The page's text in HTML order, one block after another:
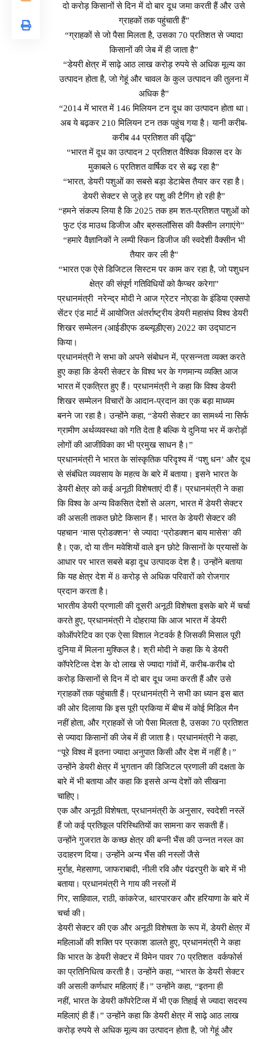
दो करोड़ किसानों से दिन में दो बार दूध जमा करती हैं और उसे
ग्राहकों तक पहुंचाती हैं”
“ग्राहकों से जो पैसा मिलता है, उसका 70 प्रतिशत से ज्यादा
किसानों की जेब में ही जाता है”
“डेयरी क्षेत्र में साढ़े आठ लाख करोड़ रुपये से अधिक मूल्य का
उत्पादन होता है, जो गेहूं और चावल के कुल उत्पादन की तुलना में
अधिक है”
“2014 में भारत में 146 मिलियन टन दूध का उत्पादन होता था।
अब ये बढ़कर 210 मिलियन टन तक पहुंच गया है। यानी करीब-
करीब 44 प्रतिशत की वृद्धि”
“भारत में दूध का उत्पादन 2 प्रतिशत वैश्विक विकास दर के
मुकाबले 6 प्रतिशत वार्षिक दर से बढ़ रहा है”
“भारत, डेयरी पशुओं का सबसे बड़ा डेटाबेस तैयार कर रहा है।
डेयरी सेक्टर से जुड़े हर पशु की टैगिंग हो रही है”
“हमने संकल्प लिया है कि 2025 तक हम शत-प्रतिशत पशुओं को
फुट एंड माउथ डिजीज और ब्रुसलॉसिस की वैक्सीन लगाएंगे”
“हमारे वैज्ञानिकों ने लम्पी स्किन डिजीज की स्वदेशी वैक्सीन भी
तैयार कर ली है”
“भारत एक ऐसे डिजिटल सिस्टम पर काम कर रहा है, जो पशुधन
क्षेत्र की संपूर्ण गतिविधियों को कैप्चर करेगा”
प्रधानमंत्री नरेन्द्र मोदी ने आज ग्रेटर नोएडा के इंडिया एक्सपो
सेंटर एंड मार्ट में आयोजित अंतर्राष्ट्रीय डेयरी महासंघ विश्व डेयरी
शिखर सम्मेलन (आईडीएफ डब्ल्यूडीएस) 2022 का उद्घाटन
किया।
प्रधानमंत्री ने सभा को अपने संबोधन में, प्रसन्नता व्यक्त करते
हुए कहा कि डेयरी सेक्टर के विश्व भर के गणमान्य व्यक्ति आज
भारत में एकत्रित हुए हैं। प्रधानमंत्री ने कहा कि विश्व डेयरी
शिखर सम्मेलन विचारों के आदान-प्रदान का एक बड़ा माध्यम
बनने जा रहा है। उन्होंने कहा, “डेयरी सेक्टर का सामर्थ्य ना सिर्फ
ग्रामीण अर्थव्यवस्था को गति देता है बल्कि ये दुनिया भर में करोड़ों
लोगों की आजीविका का भी प्रमुख साधन है।”
प्रधानमंत्री ने भारत के सांस्कृतिक परिदृश्य में ‘पशु धन’ और दूध
से संबंधित व्यवसाय के महत्व के बारे में बताया। इसने भारत के
डेयरी क्षेत्र को कई अनूठी विशेषताएं दी हैं। प्रधानमंत्री ने कहा
कि विश्व के अन्य विकसित देशों से अलग, भारत में डेयरी सेक्टर
की असली ताकत छोटे किसान हैं। भारत के डेयरी सेक्टर की
पहचान ‘मास प्रोडक्शन’ से ज्यादा ‘प्रोडक्शन बाय मासेस’ की
है। एक, दो या तीन मवेशियों वाले इन छोटे किसानों के प्रयासों के
आधार पर भारत सबसे बड़ा दूध उत्पादक देश है। उन्होंने बताया
कि यह क्षेत्र देश में 8 करोड़ से अधिक परिवारों को रोजगार
प्रदान करता है।
भारतीय डेयरी प्रणाली की दूसरी अनूठी विशेषता इसके बारे में चर्चा
करते हुए, प्रधानमंत्री ने दोहराया कि आज भारत में डेयरी
कोऑपरेटिव का एक ऐसा विशाल नेटवर्क है जिसकी मिसाल पूरी
दुनिया में मिलना मुश्किल है। श्री मोदी ने कहा कि ये डेयरी
कॉपरेटिव्स देश के दो लाख से ज्यादा गांवों में, करीब-करीब दो
करोड़ किसानों से दिन में दो बार दूध जमा करती हैं और उसे
ग्राहकों तक पहुंचाती हैं। प्रधानमंत्री ने सभी का ध्यान इस बात
की ओर दिलाया कि इस पूरी प्रकिया में बीच में कोई मिडिल मैन
नहीं होता, और ग्राहकों से जो पैसा मिलता है, उसका 70 प्रतिशत
से ज्यादा किसानों की जेब में ही जाता है। प्रधानमंत्री ने कहा,
“पूरे विश्व में इतना ज्यादा अनुपात किसी और देश में नहीं है।”
उन्होंने डेयरी क्षेत्र में भुगतान की डिजिटल प्रणाली की दक्षता के
बारे में भी बताया और कहा कि इससे अन्य देशों को सीखना
चाहिए।
एक और अनूठी विशेषता, प्रधानमंत्री के अनुसार, स्वदेशी नस्लें
हैं जो कई प्रतिकूल परिस्थितियों का सामना कर सकती हैं।
उन्होंने गुजरात के कच्छ क्षेत्र की बन्नी भैंस की उन्नत नस्ल का
उदाहरण दिया। उन्होंने अन्य भैंस की नस्लों जैसे
मुर्राह, मेहसाणा, जाफराबादी, नीली रवि और पंढरपुरी के बारे में भी
बताया। प्रधानमंत्री ने गाय की नस्लों में
गिर, साहिवाल, राठी, कांकरेज, थारपारकर और हरियाणा के बारे में
चर्चा की।
डेयरी सेक्टर की एक और अनूठी विशेषता के रूप में, डेयरी क्षेत्र में
महिलाओं की शक्ति पर प्रकाश डालते हुए, प्रधानमंत्री ने कहा
कि भारत के डेयरी सेक्टर में विमेन पावर 70 प्रतिशत वर्कफोर्स
का प्रतिनिधित्व करती है। उन्होंने कहा, “भारत के डेयरी सेक्टर
की असली कर्णधार महिलाएं हैं।” उन्होंने कहा, “इतना ही
नहीं, भारत के डेयरी कॉपरेटिव्स में भी एक तिहाई से ज्यादा सदस्य
महिलाएं ही हैं।” उन्होंने कहा कि डेयरी क्षेत्र में साढ़े आठ लाख
करोड़ रुपये से अधिक मूल्य का उत्पादन होता है, जो गेहूं और